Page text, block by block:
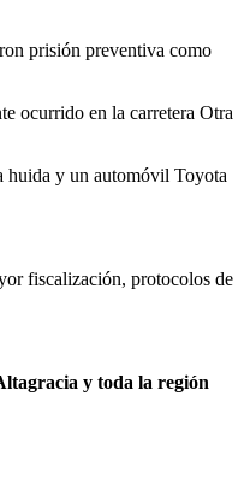
prisión preventiva como
ocurrido en la carretera Otra
huida y un automóvil Toyota
fiscalización, protocolos de
y toda la región